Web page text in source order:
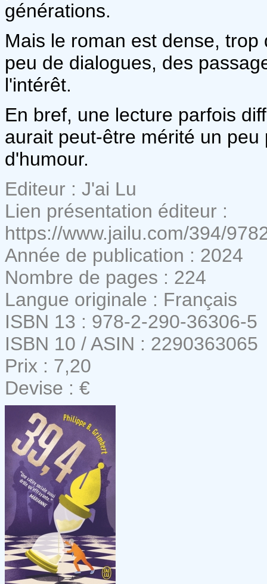
générations.
Mais le roman est dense,
peu de dialogues, des
l'intérêt.
En bref, une lecture parfois
aurait peut-être mérité un
d'humour.
Editeur : J'ai Lu
Lien présentation éditeur :
https://www.jailu.com/394/
Année de publication : 2024
Nombre de pages : 224
Langue originale : Français
ISBN 13 : 978-2-290-36306-5
ISBN 10 / ASIN : 2290363065
Prix : 7,20
Devise : €